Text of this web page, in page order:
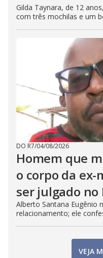
Gilda Taynara, de 12
com três mochilas e um
DO R7/04/08/2026
Homem que
o corpo da
ser julgado no
Alberto Santana Eugênio
relacionamento; ele
VEJA